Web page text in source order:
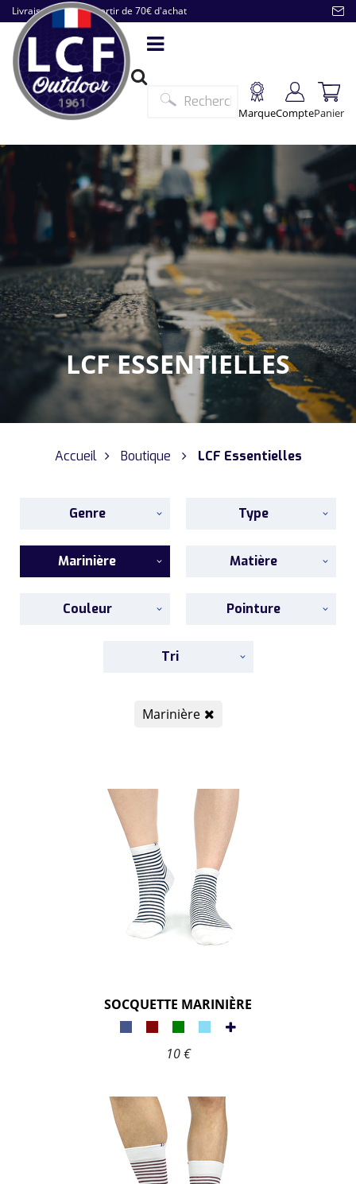
Livraison offerte à partir de 70€ d'achat
MarqueComptePanier
LCF ESSENTIELLES
Accueil Boutique LCF Essentielles
Genre Type
Marinière Matière
Couleur Pointure
Tri
Marinière
SOCQUETTE MARINIÈRE
10 €